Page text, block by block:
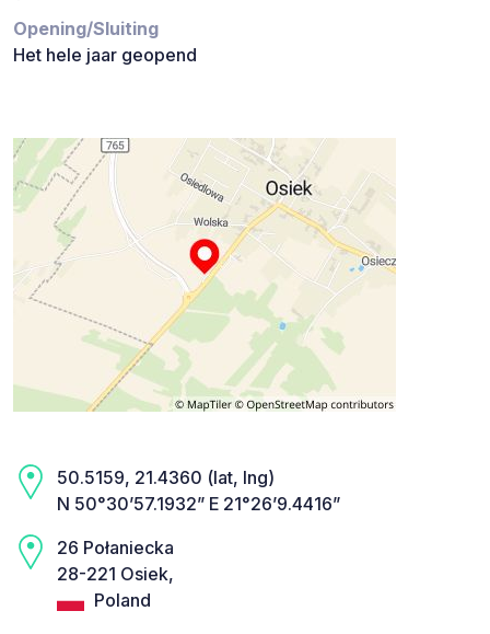
Opening/Sluiting
Het hele jaar geopend
50.5159, 21.4360 (lat, lng)
N 50°30’57.1932” E 21°26’9.4416”
26 Połaniecka
28-221 Osiek,
Poland